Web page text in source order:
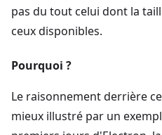
pas du tout celui dont la
ceux disponibles.
Pourquoi ?
Le raisonnement derrière
mieux illustré par un